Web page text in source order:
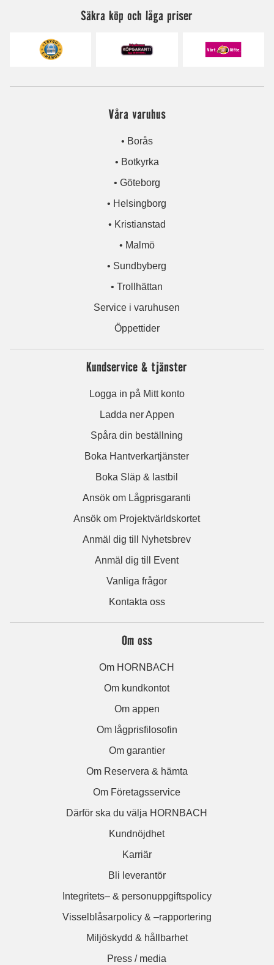
Säkra köp och låga priser
Våra varuhus
• Borås
• Botkyrka
• Göteborg
• Helsingborg
• Kristianstad
• Malmö
• Sundbyberg
• Trollhättan
Service i varuhusen
Öppettider
Kundservice & tjänster
Logga in på Mitt konto
Ladda ner Appen
Spåra din beställning
Boka Hantverkartjänster
Boka Släp & lastbil
Ansök om Lågprisgaranti
Ansök om Projektvärldskortet
Anmäl dig till Nyhetsbrev
Anmäl dig till Event
Vanliga frågor
Kontakta oss
Om oss
Om HORNBACH
Om kundkontot
Om appen
Om lågprisfilosofin
Om garantier
Om Reservera & hämta
Om Företagsservice
Därför ska du välja HORNBACH
Kundnöjdhet
Karriär
Bli leverantör
Integritets– & personuppgiftspolicy
Visselblåsarpolicy & –rapportering
Miljöskydd & hållbarhet
Press / media